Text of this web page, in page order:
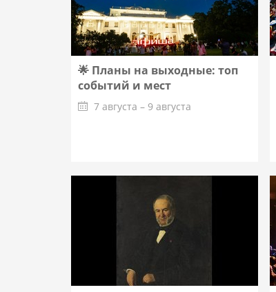
🌟 Планы на выходные: топ
событий и мест
7 августа – 9 августа